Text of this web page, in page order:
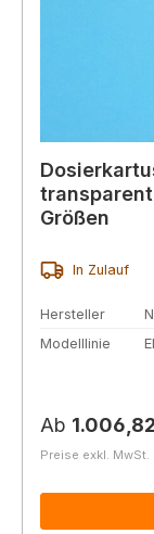
Größen
In Zulauf
Hersteller
Modelllinie
Regulärer
Ab
Preise exkl.